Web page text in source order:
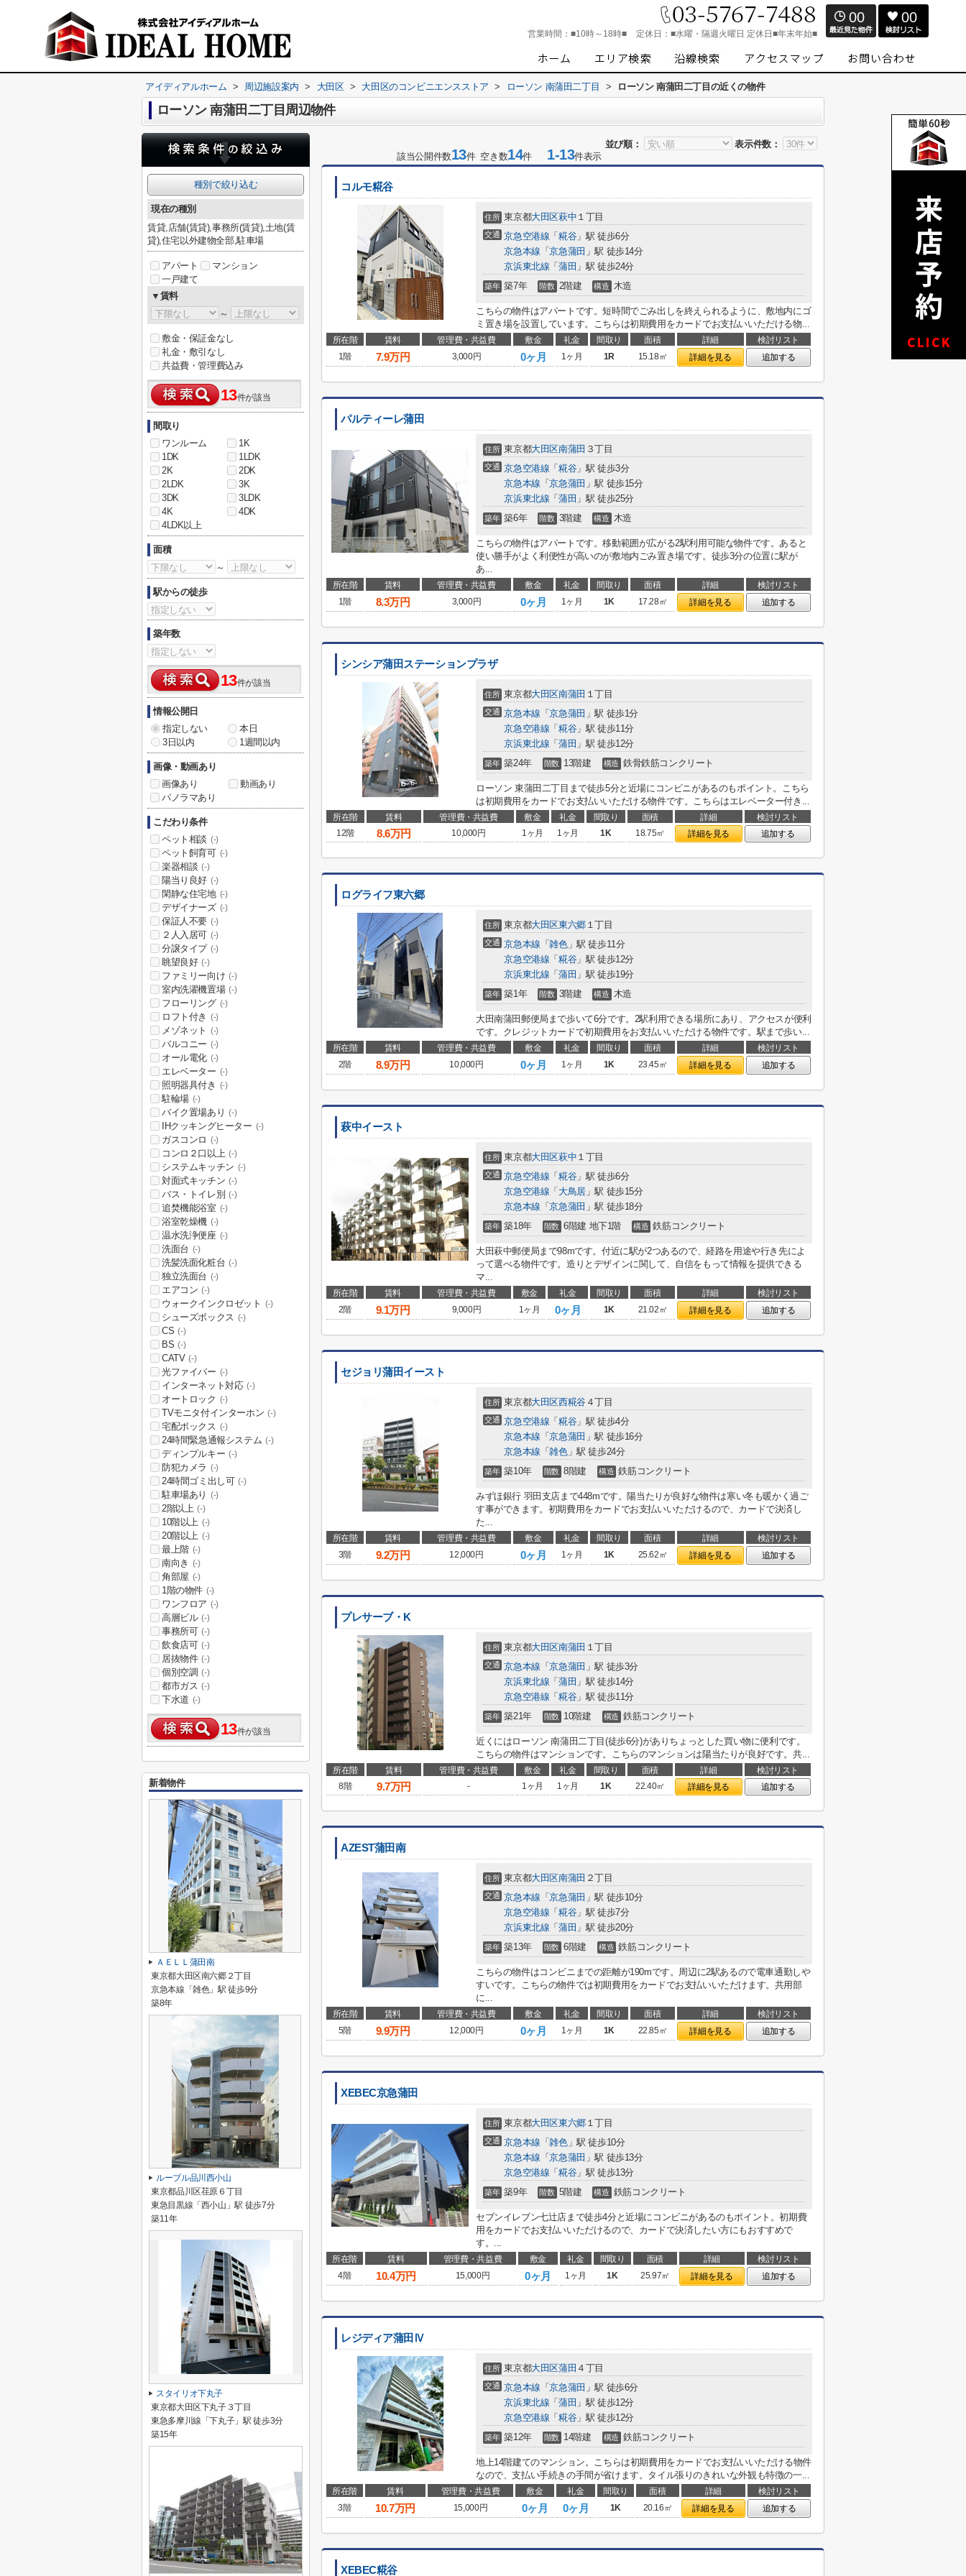
営業時間： ■10時～18時■ 定休日： ■水曜・隔週火曜日 定休日■年末年始■
00 00
アイディアルホーム > 周辺施設案内 > 大田区 > 大田区のコンビニエンスストア > ローソン 南蒲田二丁目 > ローソン 南蒲田二丁目の近くの物件
ローソン 南蒲田二丁目周辺物件
並び順：
表示件数：
該当公開件数13件 空き数14件1-13件表示
コルモ糀谷
住所 東京都大田区萩中 １丁目
交通 京急空港線 「 糀谷」駅 徒歩6分
京急本線 「京急蒲田 」駅 徒歩14分
京浜東北線 「 蒲田 」駅 徒歩24分
築年 築7年 階数 2階建 構造 木造
こちらの物件はアパートです。短時間でごみ出しを終えられるように、敷地内にゴ
ミ置き場を設置しています。こちらは初期費用をカードでお支払いいただける物...
所在階 賃料 管理費・共益費 敷金 礼金 間取り 面積 詳細
検討リスト
1階
7.9万円 3,000円 0ヶ月 1ヶ月 1R 15.18㎡ 詳細を見る 追加する
パルティーレ蒲田
住所 東京都大田区南蒲田 ３丁目
交通 京急空港線 「 糀谷」駅 徒歩3分
京急本線 「京急蒲田 」駅 徒歩15分
京浜東北線 「 蒲田 」駅 徒歩25分
築年 築6年 階数 3階建 構造 木造
こちらの物件はアパートです。移動範囲が広がる2駅利用可能な物件です。あると
使い勝手がよく利便性が高いのが敷地内ごみ置き場です。徒歩3分の位置に駅が
あ...
所在階 賃料 管理費・共益費 敷金 礼金 間取り 面積 詳細
検討リスト
1階
8.3万円 3,000円 0ヶ月 1ヶ月 1K 17.28㎡ 詳細を見る 追加する
シンシア蒲田ステーションプラザ
住所 東京都大田区南蒲田 １丁目
交通 京急本線 「京急蒲田 」駅 徒歩1分
京急空港線 「 糀谷」駅 徒歩11分
京浜東北線 「 蒲田 」駅 徒歩12分
築年 築24年 階数 13階建 構造 鉄骨鉄筋コンクリート
ローソン 東蒲田二丁目まで徒歩5分と近場にコンビニがあるのもポイント。こちら
は初期費用をカードでお支払いいただける物件です。こちらはエレベーター付き...
所在階 賃料 管理費・共益費 敷金 礼金 間取り 面積 詳細
検討リスト
12階
8.6万円 10,000円 1ヶ月 1ヶ月 1K 18.75㎡ 詳細を見る 追加する
ログライフ東六郷
住所 東京都大田区東六郷１丁目
交通 京急本線 「雑色」駅 徒歩11分
京急空港線 「 糀谷」駅 徒歩12分
京浜東北線 「 蒲田 」駅 徒歩19分
築年 築1年 階数 3階建 構造 木造
大田南蒲田郵便局まで歩いて6分です。2駅利用できる場所にあり、アクセスが便利
です。クレジットカードで初期費用をお支払いいただける物件です。駅まで歩い...
所在階 賃料 管理費・共益費 敷金 礼金 間取り 面積 詳細
検討リスト
2階
8.9万円 10,000円 0ヶ月 1ヶ月 1K 23.45㎡ 詳細を見る 追加する
萩中イースト
住所 東京都大田区萩中 １丁目
交通 京急空港線 「 糀谷」駅 徒歩6分
京急空港線 「 大鳥居」駅 徒歩15分
京急本線 「京急蒲田 」駅 徒歩18分
築年 築18年 階数 6階建 地下1階 構造 鉄筋コンクリート
大田萩中郵便局まで98mです。付近に駅が2つあるので、経路を用途や行き先によ
って選べる物件です。造りとデザインに関して、自信をもって情報を提供できる
マ...
所在階 賃料 管理費・共益費 敷金 礼金 間取り 面積 詳細
検討リスト
2階
9.1万円 9,000円 1ヶ月 0ヶ月 1K 21.02㎡ 詳細を見る 追加する
セジョリ蒲田イースト
住所 東京都大田区西糀谷４丁目
交通 京急空港線 「 糀谷」駅 徒歩4分
京急本線 「京急蒲田 」駅 徒歩16分
京急本線 「雑色」駅 徒歩24分
築年 築10年 階数 8階建 構造 鉄筋コンクリート
みずほ銀行 羽田支店まで448mです。陽当たりが良好な物件は寒い冬も暖かく過ご
す事ができます。初期費用をカードでお支払いいただけるので、カードで決済し
た...
所在階 賃料 管理費・共益費 敷金 礼金 間取り 面積 詳細
検討リスト
3階
9.2万円 12,000円 0ヶ月 1ヶ月 1K 25.62㎡ 詳細を見る 追加する
プレサーブ・K
住所 東京都大田区南蒲田 １丁目
交通 京急本線 「京急蒲田 」駅 徒歩3分
京浜東北線 「 蒲田 」駅 徒歩14分
京急空港線 「 糀谷」駅 徒歩11分
築年 築21年 階数 10階建 構造 鉄筋コンクリート
近くにはローソン 南蒲田二丁目(徒歩6分)がありちょっとした買い物に便利です。
こちらの物件はマンションです。こちらのマンションは陽当たりが良好です。共...
所在階 賃料 管理費・共益費 敷金 礼金 間取り 面積 詳細
検討リスト
8階
9.7万円 - 1ヶ月 1ヶ月 1K 22.40㎡ 詳細を見る 追加する
AZEST蒲田南
住所 東京都大田区南蒲田 ２丁目
交通 京急本線 「京急蒲田 」駅 徒歩10分
京急空港線 「 糀谷」駅 徒歩7分
京浜東北線 「 蒲田 」駅 徒歩20分
築年 築13年 階数 6階建 構造 鉄筋コンクリート
こちらの物件はコンビニまでの距離が190mです。周辺に2駅あるので電車通勤しや
すいです。こちらの物件では初期費用をカードでお支払いいただけます。共用部
に...
所在階 賃料 管理費・共益費 敷金 礼金 間取り 面積 詳細
検討リスト
5階
9.9万円 12,000円 0ヶ月 1ヶ月 1K 22.85㎡ 詳細を見る 追加する
XEBEC京急蒲田
住所 東京都大田区東六郷１丁目
交通 京急本線 「雑色」駅 徒歩10分
京急本線 「京急蒲田 」駅 徒歩13分
京急空港線 「 糀谷」駅 徒歩13分
築年 築9年 階数 5階建 構造 鉄筋コンクリート
セブンイレブン七辻店まで徒歩4分と近場にコンビニがあるのもポイント。初期費
用をカードでお支払いいただけるので、カードで決済したい方にもおすすめで
す。...
所在階 賃料 管理費・共益費 敷金 礼金 間取り 面積 詳細
検討リスト
4階
10.4万円 15,000円 0ヶ月 1ヶ月 1K 25.97㎡ 詳細を見る 追加する
レジディア蒲田Ⅳ
住所 東京都大田区蒲田 ４丁目
交通 京急本線 「京急蒲田 」駅 徒歩6分
京浜東北線 「 蒲田 」駅 徒歩12分
京急空港線 「 糀谷」駅 徒歩12分
築年 築12年 階数 14階建 構造 鉄筋コンクリート
地上14階建てのマンション。こちらは初期費用をカードでお支払いいただける物件
なので、支払い手続きの手間が省けます。タイル張りのきれいな外観も特徴の一...
所在階 賃料 管理費・共益費 敷金 礼金 間取り 面積 詳細
検討リスト
3階
10.7万円 15,000円 0ヶ月 0ヶ月 1K 20.16㎡ 詳細を見る 追加する
XEBEC糀谷
種別で絞り込む
現在の種別
賃貸,店舗(賃貸),事務所(賃貸),土地(賃
貸),住宅以外建物全部,駐車場
アパート
マンション
一戸建て
▼賃料
～
敷金・保証金なし
礼金・敷引なし
共益費・管理費込み
13件が該当
間取り
ワンルーム
1K
1DK
1LDK
2K
2DK
2LDK
3K
3DK
3LDK
4K
4DK
4LDK以上
面積
～
駅からの徒歩
築年数
13件が該当
情報公開日
指定しない
本日
3日以内
1週間以内
画像・動画あり
画像あり
動画あり
パノラマあり
こだわり条件
ペット相談 (-)
ペット飼育可 (-)
楽器相談 (-)
陽当り良好 (-)
閑静な住宅地 (-)
デザイナーズ (-)
保証人不要 (-)
２人入居可 (-)
分譲タイプ (-)
眺望良好 (-)
ファミリー向け (-)
室内洗濯機置場 (-)
フローリング (-)
ロフト付き (-)
メゾネット (-)
バルコニー (-)
オール電化 (-)
エレベーター (-)
照明器具付き (-)
駐輪場 (-)
バイク置場あり (-)
IHクッキングヒーター (-)
ガスコンロ (-)
コンロ２口以上 (-)
システムキッチン (-)
対面式キッチン (-)
バス・トイレ別 (-)
追焚機能浴室 (-)
浴室乾燥機 (-)
温水洗浄便座 (-)
洗面台 (-)
洗髪洗面化粧台 (-)
独立洗面台 (-)
エアコン (-)
ウォークインクロゼット (-)
シューズボックス (-)
CS (-)
BS (-)
CATV (-)
光ファイバー (-)
インターネット対応 (-)
オートロック (-)
TVモニタ付インターホン (-)
宅配ボックス (-)
24時間緊急通報システム (-)
ディンプルキー (-)
防犯カメラ (-)
24時間ゴミ出し可 (-)
駐車場あり (-)
2階以上 (-)
10階以上 (-)
20階以上 (-)
最上階 (-)
南向き (-)
角部屋 (-)
1階の物件 (-)
ワンフロア (-)
高層ビル (-)
事務所可 (-)
飲食店可 (-)
居抜物件 (-)
個別空調 (-)
都市ガス (-)
下水道 (-)
13件が該当
新着物件
ＡＥＬＬ蒲田南
東京都大田区南六郷２丁目
京急本線「雑色」駅 徒歩9分
築8年
ルーブル品川西小山
東京都品川区荏原６丁目
東急目黒線「西小山」駅 徒歩7分
築11年
スタイリオ下丸子
東京都大田区下丸子３丁目
東急多摩川線「下丸子」駅 徒歩3分
築15年